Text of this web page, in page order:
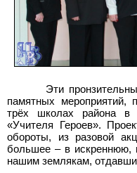
Эти
памятных
трёх школах района в
«Учителя Героев».
обороты, из разовой
большее – в искреннюю,
нашим землякам,